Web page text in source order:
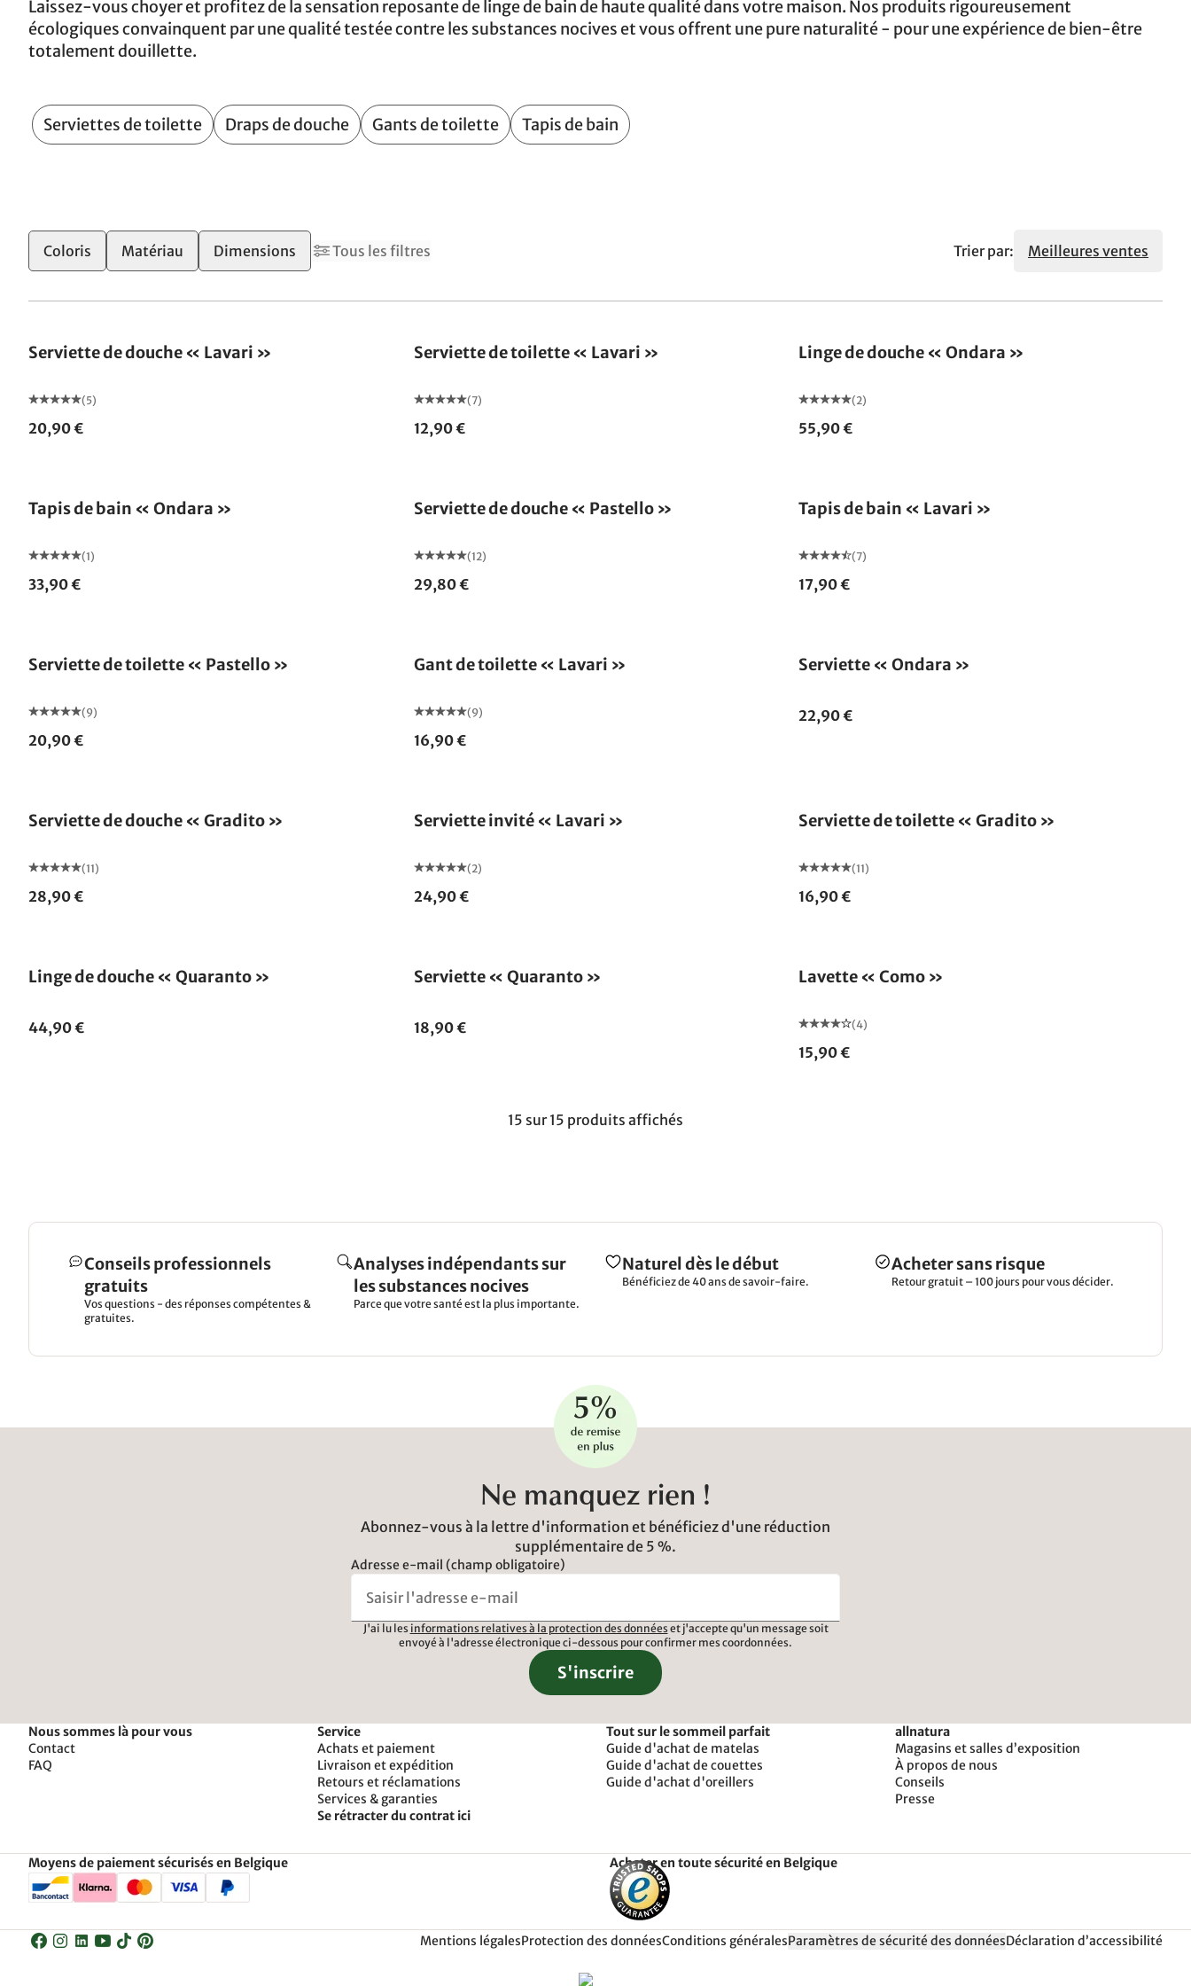
Laissez-vous choyer et profitez de la sensation reposante de linge de bain de haute qualité dans votre maison. Nos produits rigoureusement
écologiques convainquent par une qualité testée contre les substances nocives et vous offrent une pure naturalité - pour une expérience de bien-être
totalement douillette.
Serviettes de toilette Draps de douche Gants de toilette Tapis de bain
Coloris Matériau Dimensions Tous les filtres Trier par: Meilleures ventes
Serviette de douche « Lavari »
(5)
20,90 €
Serviette de toilette « Lavari »
(7)
12,90 €
Linge de douche « Ondara »
(2)
55,90 €
Tapis de bain « Ondara »
(1)
33,90 €
Serviette de douche « Pastello »
(12)
29,80 €
Tapis de bain « Lavari »
(7)
17,90 €
Serviette de toilette « Pastello »
(9)
20,90 €
Gant de toilette « Lavari »
(9)
16,90 €
Serviette « Ondara »
22,90 €
Serviette de douche « Gradito »
(11)
28,90 €
Serviette invité « Lavari »
(2)
24,90 €
Serviette de toilette « Gradito »
(11)
16,90 €
Linge de douche « Quaranto »
44,90 €
Serviette « Quaranto »
18,90 €
Lavette « Como »
(4)
15,90 €
15 sur 15 produits affichés
Conseils professionnels
gratuits
Vos questions - des réponses compétentes &
gratuites.
Analyses indépendants sur
les substances nocives
Parce que votre santé est la plus importante.
Naturel dès le début
Bénéficiez de 40 ans de savoir-faire.
Acheter sans risque
Retour gratuit – 100 jours pour vous décider.
Ne manquez rien !
Abonnez-vous à la lettre d'information et bénéficiez d'une réduction
supplémentaire de 5 %.
Adresse e-mail (champ obligatoire)
J'ai lu les informations relatives à la protection des données et j'accepte qu'un message soit
envoyé à l'adresse électronique ci-dessous pour confirmer mes coordonnées.
S'inscrire
Nous sommes là pour vous
Contact
FAQ
Service
Achats et paiement
Livraison et expédition
Retours et réclamations
Services & garanties
Se rétracter du contrat ici
Tout sur le sommeil parfait
Guide d'achat de matelas
Guide d'achat de couettes
Guide d'achat d'oreillers
allnatura
Magasins et salles d’exposition
À propos de nous
Conseils
Presse
Moyens de paiement sécurisés en Belgique Acheter en toute sécurité en Belgique
Mentions légalesProtection des donnéesConditions généralesParamètres de sécurité des donnéesDéclaration d’accessibilité